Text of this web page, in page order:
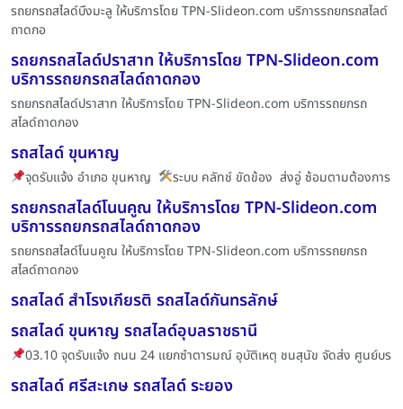
รถยกรถสไลด์บึงมะลู ให้บริการโดย TPN-Slideon.com บริการรถยกรถสไลด์
ถาดกอ
รถยกรถสไลด์ปราสาท ให้บริการโดย TPN-Slideon.com
บริการรถยกรถสไลด์ถาดกอง
รถยกรถสไลด์ปราสาท ให้บริการโดย TPN-Slideon.com บริการรถยกรถ
สไลด์ถาดกอง
รถสไลด์ ขุนหาญ
จุดรับแจ้ง อำเภอ ขุนหาญ ระบบ คลัทช์ ขัดข้อง ส่งอู่ ซ้อมตามต้องการ
รถยกรถสไลด์โนนคูณ ให้บริการโดย TPN-Slideon.com
บริการรถยกรถสไลด์ถาดกอง
รถยกรถสไลด์โนนคูณ ให้บริการโดย TPN-Slideon.com บริการรถยกรถ
สไลด์ถาดกอง
รถสไลด์ สำโรงเกียรติ รถสไลด์กันทรลักษ์
รถสไลด์ ขุนหาญ รถสไลด์อุบลราชธานี
03.10 จุดรับแจ้ง ถนน 24 แยกซำตารมณ์ อุบัติเหตุ ชนสุนัข จัดส่ง ศูนย์บร
รถสไลด์ ศรีสะเกษ รถสไลด์ ระยอง